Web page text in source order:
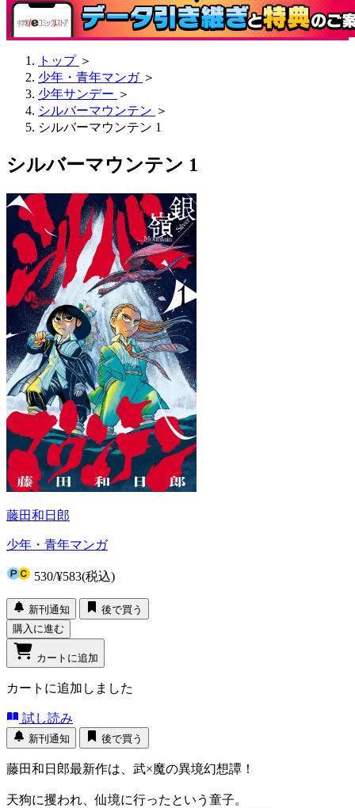
トップ ＞
少年・青年マンガ ＞
少年サンデー ＞
シルバーマウンテン ＞
シルバーマウンテン 1
シルバーマウンテン 1
藤田和日郎
少年・青年マンガ
530/¥583(税込)
新刊通知
後で買う
購入に進む
カートに追加
カートに追加しました
試し読み
新刊通知 後で買う
藤田和日郎最新作は、武×魔の異境幻想譚！
天狗に攫われ、仙境に行ったという童子。